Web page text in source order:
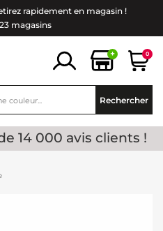
rapidement en magasin !
magasins
+ 0
Rechercher
de 14 000 avis clients !